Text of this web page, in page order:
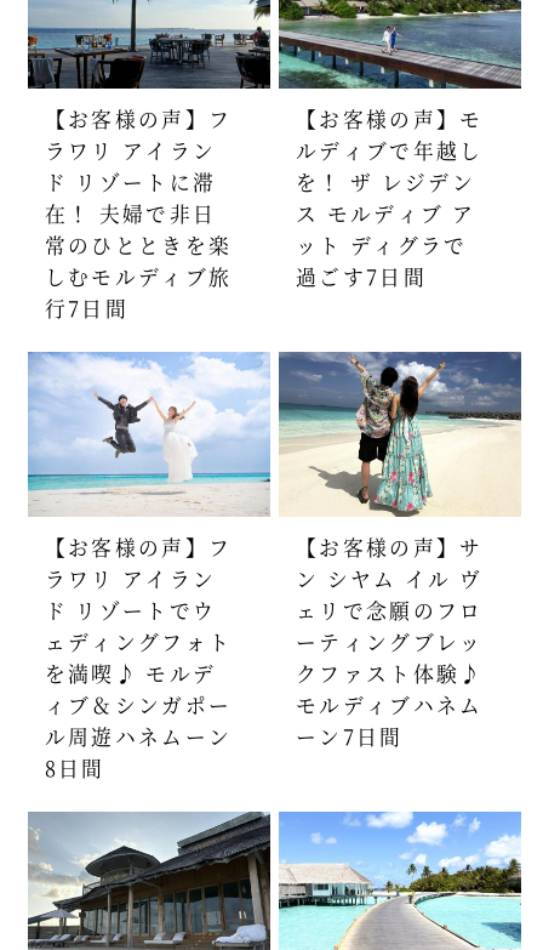
【お客様の声】フ
ラワリ アイラン
ド リゾートに滞
在！ 夫婦で非日
常のひとときを楽
しむモルディブ旅
行7日間
【お客様の声】モ
ルディブで年越し
を！ ザ レジデン
ス モルディブ ア
ット ディグラで
過ごす7日間
【お客様の声】フ
ラワリ アイラン
ド リゾートでウ
ェディングフォト
を満喫♪ モルデ
ィブ＆シンガポー
ル周遊ハネムーン
8日間
【お客様の声】サ
ン シヤム イル ヴ
ェリで念願のフロ
ーティングブレッ
クファスト体験♪
モルディブハネム
ーン7日間